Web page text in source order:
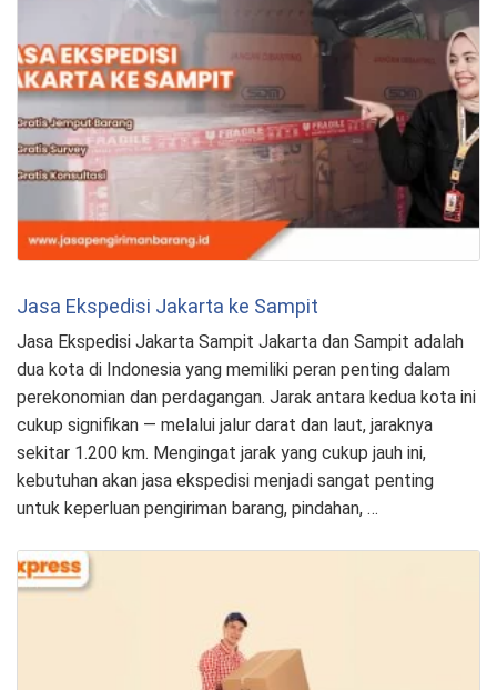
Jasa Ekspedisi Jakarta ke Sampit
Jasa Ekspedisi Jakarta Sampit Jakarta dan Sampit adalah
dua kota di Indonesia yang memiliki peran penting dalam
perekonomian dan perdagangan. Jarak antara kedua kota ini
cukup signifikan — melalui jalur darat dan laut, jaraknya
sekitar 1.200 km. Mengingat jarak yang cukup jauh ini,
kebutuhan akan jasa ekspedisi menjadi sangat penting
untuk keperluan pengiriman barang, pindahan, …